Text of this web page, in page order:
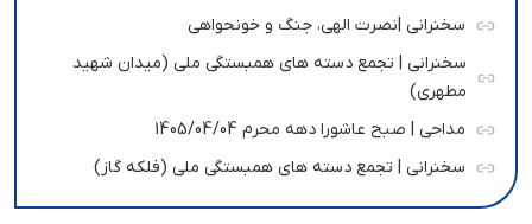
سخنرانی |نصرت الهی، جنگ و خونحواهی
سخنرانی | تجمع دسته های همبستگی ملی (میدان شهید
مطهری)
مداحی | صبح عاشورا دهه محرم 1405/04/04
سخنرانی | تجمع دسته های همبستگی ملی (فلکه گاز)